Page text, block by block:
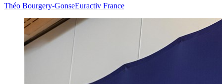
Théo Bourgery-GonseEuractiv France